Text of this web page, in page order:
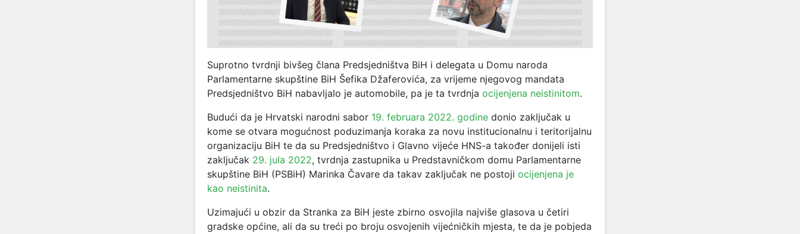
Suprotno tvrdnji bivšeg člana Predsjedništva BiH i delegata u Domu naroda
Parlamentarne skupštine BiH Šefika Džaferovića, za vrijeme njegovog mandata
Predsjedništvo BiH nabavljalo je automobile, pa je ta tvrdnja ocijenjena neistinitom.
Budući da je Hrvatski narodni sabor 19. februara 2022. godine donio zaključak u
kome se otvara mogućnost poduzimanja koraka za novu institucionalnu i teritorijalnu
organizaciju BiH te da su Predsjedništvo i Glavno vijeće HNS-a također donijeli isti
zaključak 29. jula 2022, tvrdnja zastupnika u Predstavničkom domu Parlamentarne
skupštine BiH (PSBiH) Marinka Čavare da takav zaključak ne postoji ocijenjena je
kao neistinita.
Uzimajući u obzir da Stranka za BiH jeste zbirno osvojila najviše glasova u četiri
gradske općine, ali da su treći po broju osvojenih vijećničkih mjesta, te da je pobjeda